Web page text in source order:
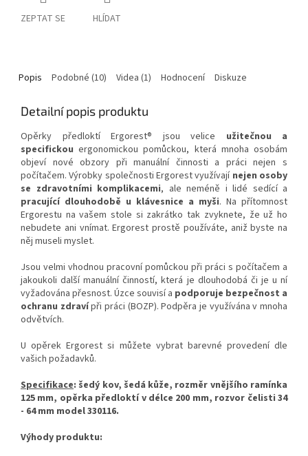
ZEPTAT SE HLÍDAT
Popis Podobné (10) Videa (1) Hodnocení Diskuze
Detailní popis produktu
Opěrky předloktí Ergorest® jsou velice užitečnou a
specifickou ergonomickou pomůckou, která mnoha osobám
objeví nové obzory při manuální činnosti a práci nejen s
počítačem. Výrobky společnosti Ergorest využívají nejen osoby
se zdravotními komplikacemi, ale neméně i lidé sedící a
pracující dlouhodobě u klávesnice a myši. Na přítomnost
Ergorestu na vašem stole si zakrátko tak zvyknete, že už ho
nebudete ani vnímat. Ergorest prostě používáte, aniž byste na
něj museli myslet.
Jsou velmi vhodnou pracovní pomůckou při práci s počítačem a
jakoukoli další manuální činností, která je dlouhodobá či je u ní
vyžadována přesnost. Úzce souvisí a podporuje bezpečnost a
ochranu zdravípři práci (BOZP). Podpěra je využívána v mnoha
odvětvích.
U opěrek Ergorest si můžete vybrat barevné provedení dle
vašich požadavků.
Specifikace: šedý kov, šedá kůže, rozměr vnějšího ramínka
125 mm, opěrka předloktí v délce 200 mm, rozvor čelisti 34
- 64 mm model 330116.
Výhody produktu: